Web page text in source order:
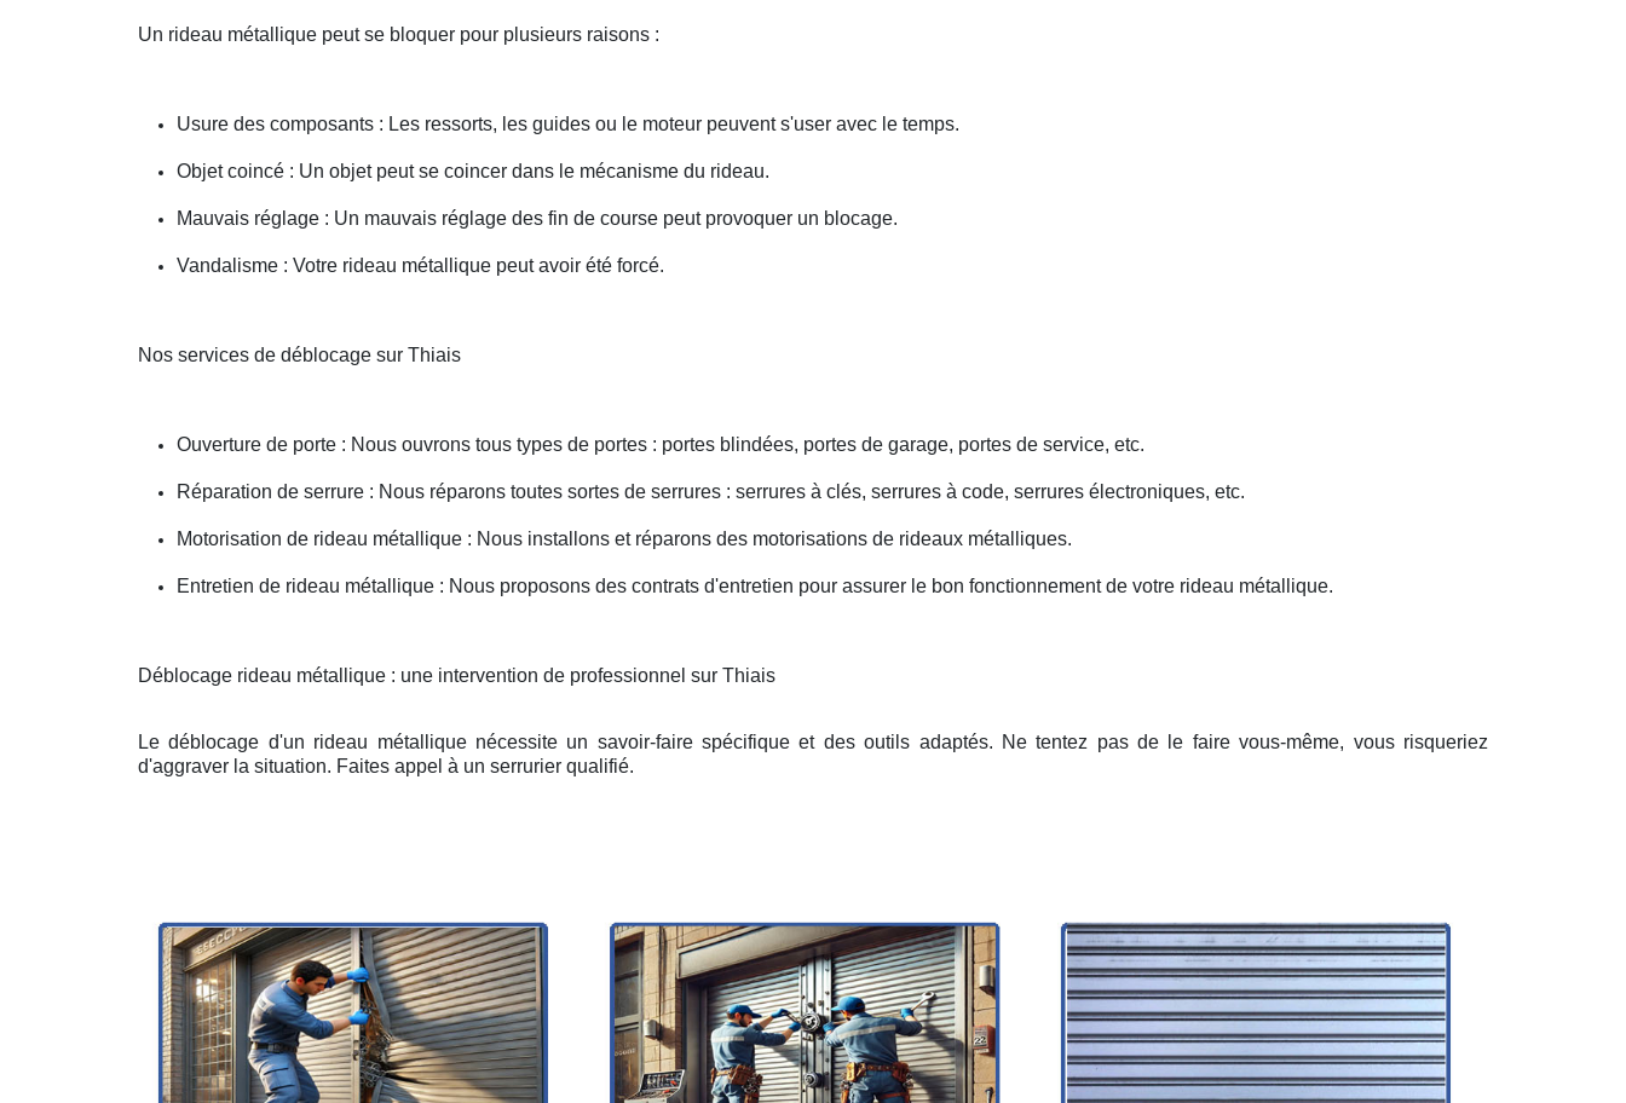
Un rideau métallique peut se bloquer pour plusieurs raisons :
Usure des composants : Les ressorts, les guides ou le moteur peuvent s'user avec le temps.
Objet coincé : Un objet peut se coincer dans le mécanisme du rideau.
Mauvais réglage : Un mauvais réglage des fin de course peut provoquer un blocage.
Vandalisme : Votre rideau métallique peut avoir été forcé.
Nos services de déblocage sur Thiais
Ouverture de porte : Nous ouvrons tous types de portes : portes blindées, portes de garage, portes de service, etc.
Réparation de serrure : Nous réparons toutes sortes de serrures : serrures à clés, serrures à code, serrures électroniques, etc.
Motorisation de rideau métallique : Nous installons et réparons des motorisations de rideaux métalliques.
Entretien de rideau métallique : Nous proposons des contrats d'entretien pour assurer le bon fonctionnement de votre rideau métallique.
Déblocage rideau métallique : une intervention de professionnel sur Thiais
Le déblocage d'un rideau métallique nécessite un savoir-faire spécifique et des outils adaptés. Ne tentez pas de le faire vous-même, vous risqueriez
d'aggraver la situation. Faites appel à un serrurier qualifié.